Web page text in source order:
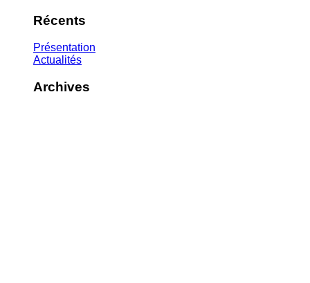
Récents
Présentation
Actualités
Archives